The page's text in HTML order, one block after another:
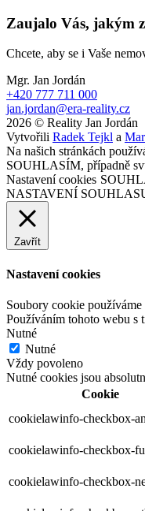
Zaujalo Vás, jakým
Chcete, aby se i Vaše
Mgr. Jan Jordán
+420 777 711 000
jan.jordan@era-reality.cz
2026 © Reality Jan Jordán
Vytvořili Radek Tejkl a
Na našich stránkách
SOUHLASÍM, případně
Nastavení cookies
NASTAVENÍ
Zavřít
Nastavení cookies
Soubory cookie
Používáním tohoto webu s
Nutné
Nutné
Vždy povoleno
Nutné cookies jsou
Cookie
cookielawinfo-checkbox-
cookielawinfo-checkbox-
cookielawinfo-checkbox-